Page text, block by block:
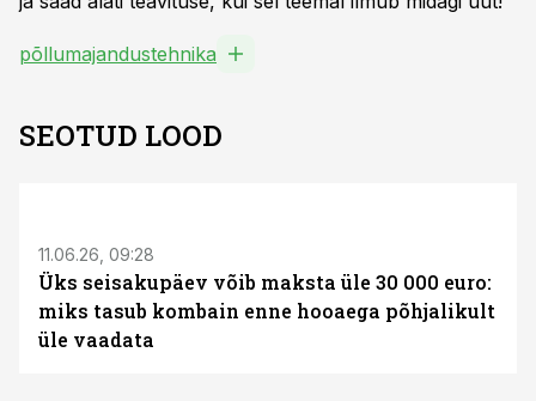
põllumajandustehnika
SEOTUD LOOD
11.06.26, 09:28
Üks seisakupäev võib maksta üle 30 000 euro:
miks tasub kombain enne hooaega põhjalikult
üle vaadata